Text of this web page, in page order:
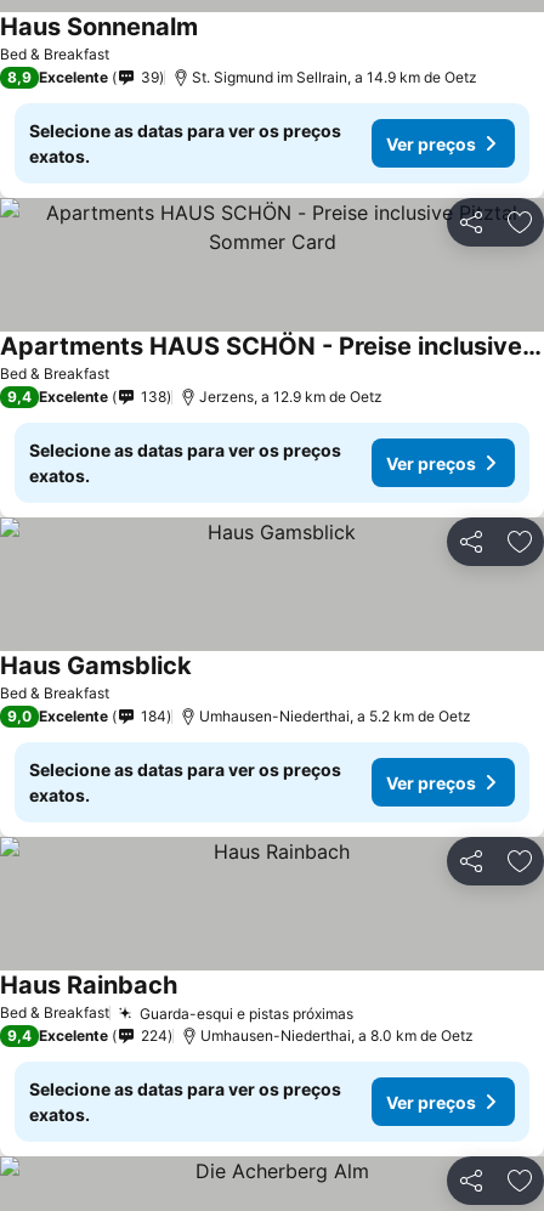
Bed & Breakfast
Haus Sonnenalm
8,9 Excelente 39 St. Sigmund im Sellrain, a 14.9 km de Oetz
Selecione as datas para ver os preços
exatos.
Ver preços
Partilhar
Bed & Breakfast
Apartments HAUS SCHÖN - Preise inclusive Pitztal Sommer Card
9,4 Excelente 138 Jerzens, a 12.9 km de Oetz
Selecione as datas para ver os preços
exatos.
Ver preços
Partilhar
Bed & Breakfast
Haus Gamsblick
9,0 Excelente 184 Umhausen-Niederthai, a 5.2 km de Oetz
Selecione as datas para ver os preços
exatos.
Ver preços
Partilhar
Bed & Breakfast Guarda-esqui e pistas próximas
Haus Rainbach
9,4 Excelente 224 Umhausen-Niederthai, a 8.0 km de Oetz
Selecione as datas para ver os preços
exatos.
Ver preços
Partilhar